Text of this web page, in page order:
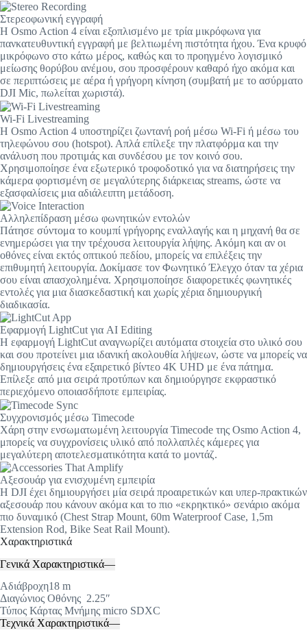
Στερεοφωνική εγγραφή
Η Osmo Action 4 είναι εξοπλισμένο με τρία μικρόφωνα για
πανκατευθυντική εγγραφή με βελτιωμένη πιστότητα ήχου. Ένα κρυφό
μικρόφωνο στο κάτω μέρος, καθώς και το προηγμένο λογισμικό
μείωσης θορύβου ανέμου, σου προσφέρουν καθαρό ήχο ακόμα και
σε περιπτώσεις με αέρα ή γρήγορη κίνηση (συμβατή με το ασύρματο
DJI Mic, πωλείται χωριστά).
Wi-Fi Livestreaming
Η Osmo Action 4 υποστηρίζει ζωντανή ροή μέσω Wi-Fi ή μέσω του
τηλεφώνου σου (hotspot). Απλά επίλεξε την πλατφόρμα και την
ανάλυση που προτιμάς και συνδέσου με τον κοινό σου.
Χρησιμοποίησε ένα εξωτερικό τροφοδοτικό για να διατηρήσεις την
κάμερα φορτισμένη σε μεγαλύτερης διάρκειας streams, ώστε να
εξασφαλίσεις μια αδιάλειπτη μετάδοση.
Αλληλεπίδραση μέσω φωνητικών εντολών
Πάτησε σύντομα το κουμπί γρήγορης εναλλαγής και η μηχανή θα σε
ενημερώσει για την τρέχουσα λειτουργία λήψης. Ακόμη και αν οι
οθόνες είναι εκτός οπτικού πεδίου, μπορείς να επιλέξεις την
επιθυμητή λειτουργία. Δοκίμασε τον Φωνητικό Έλεγχο όταν τα χέρια
σου είναι απασχολημένα. Χρησιμοποίησε διαφορετικές φωνητικές
εντολές για μια διασκεδαστική και χωρίς χέρια δημιουργική
διαδικασία.
Εφαρμογή LightCut για AI Editing
Η εφαρμογή LightCut αναγνωρίζει αυτόματα στοιχεία στο υλικό σου
και σου προτείνει μια ιδανική ακολουθία λήψεων, ώστε να μπορείς να
δημιουργήσεις ένα εξαιρετικό βίντεο 4K UHD με ένα πάτημα.
Επίλεξε από μια σειρά προτύπων και δημιούργησε εκφραστικό
περιεχόμενο οποιασδήποτε εμπειρίας.
Συγχρονισμός μέσω Timecode
Χάρη στην ενσωματωμένη λειτουργία Timecode της Osmo Action 4,
μπορείς να συγχρονίσεις υλικό από πολλαπλές κάμερες για
μεγαλύτερη αποτελεσματικότητα κατά το μοντάζ.
Αξεσουάρ για ενισχυμένη εμπειρία
Η DJI έχει δημιουργήσει μία σειρά προαιρετικών και υπερ-πρακτικών
αξεσουάρ που κάνουν ακόμα και το πιο «εκρηκτικό» σενάριο ακόμα
πιο δυναμικό (Chest Strap Mount, 60m Waterproof Case, 1,5m
Extension Rod, Bike Seat Rail Mount).
Χαρακτηριστικά
Γενικά Χαρακτηριστικά—
Αδιάβροχη18 m
Διαγώνιος Οθόνης 2.25″
Τύπος Κάρτας Μνήμης micro SDXC
Τεχνικά Χαρακτηριστικά—